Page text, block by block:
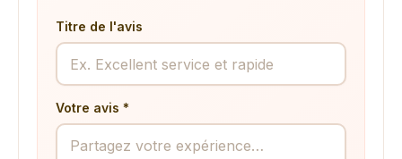
Titre de l'avis
Votre avis *